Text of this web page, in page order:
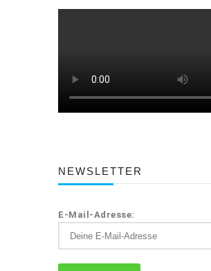
NEWSLETTER
E-Mail-Adresse: